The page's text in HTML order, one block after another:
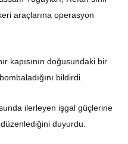
araçlarına operasyon
kapısının doğusundaki bir
bildirdi.
ilerleyen işgal güçlerine
duyurdu.